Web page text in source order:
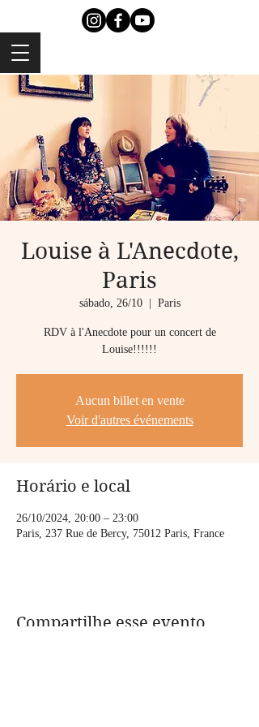
Louise à L'Anecdote,
Paris
sábado, 26/10
  |
Paris
RDV à l'Anecdote pour un concert de
Louise!!!!!!
Aucun billet en vente
Voir d'autres événements
Horário e local
26/10/2024, 20:00 – 23:00
Paris, 237 Rue de Bercy, 75012 Paris, France
Compartilhe esse evento